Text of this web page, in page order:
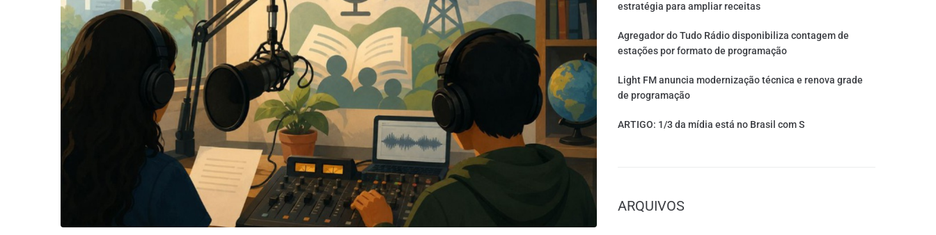
estratégia para ampliar receitas
Agregador do Tudo Rádio disponibiliza contagem de
estações por formato de programação
Light FM anuncia modernização técnica e renova grade
de programação
ARTIGO: 1/3 da mídia está no Brasil com S
ARQUIVOS